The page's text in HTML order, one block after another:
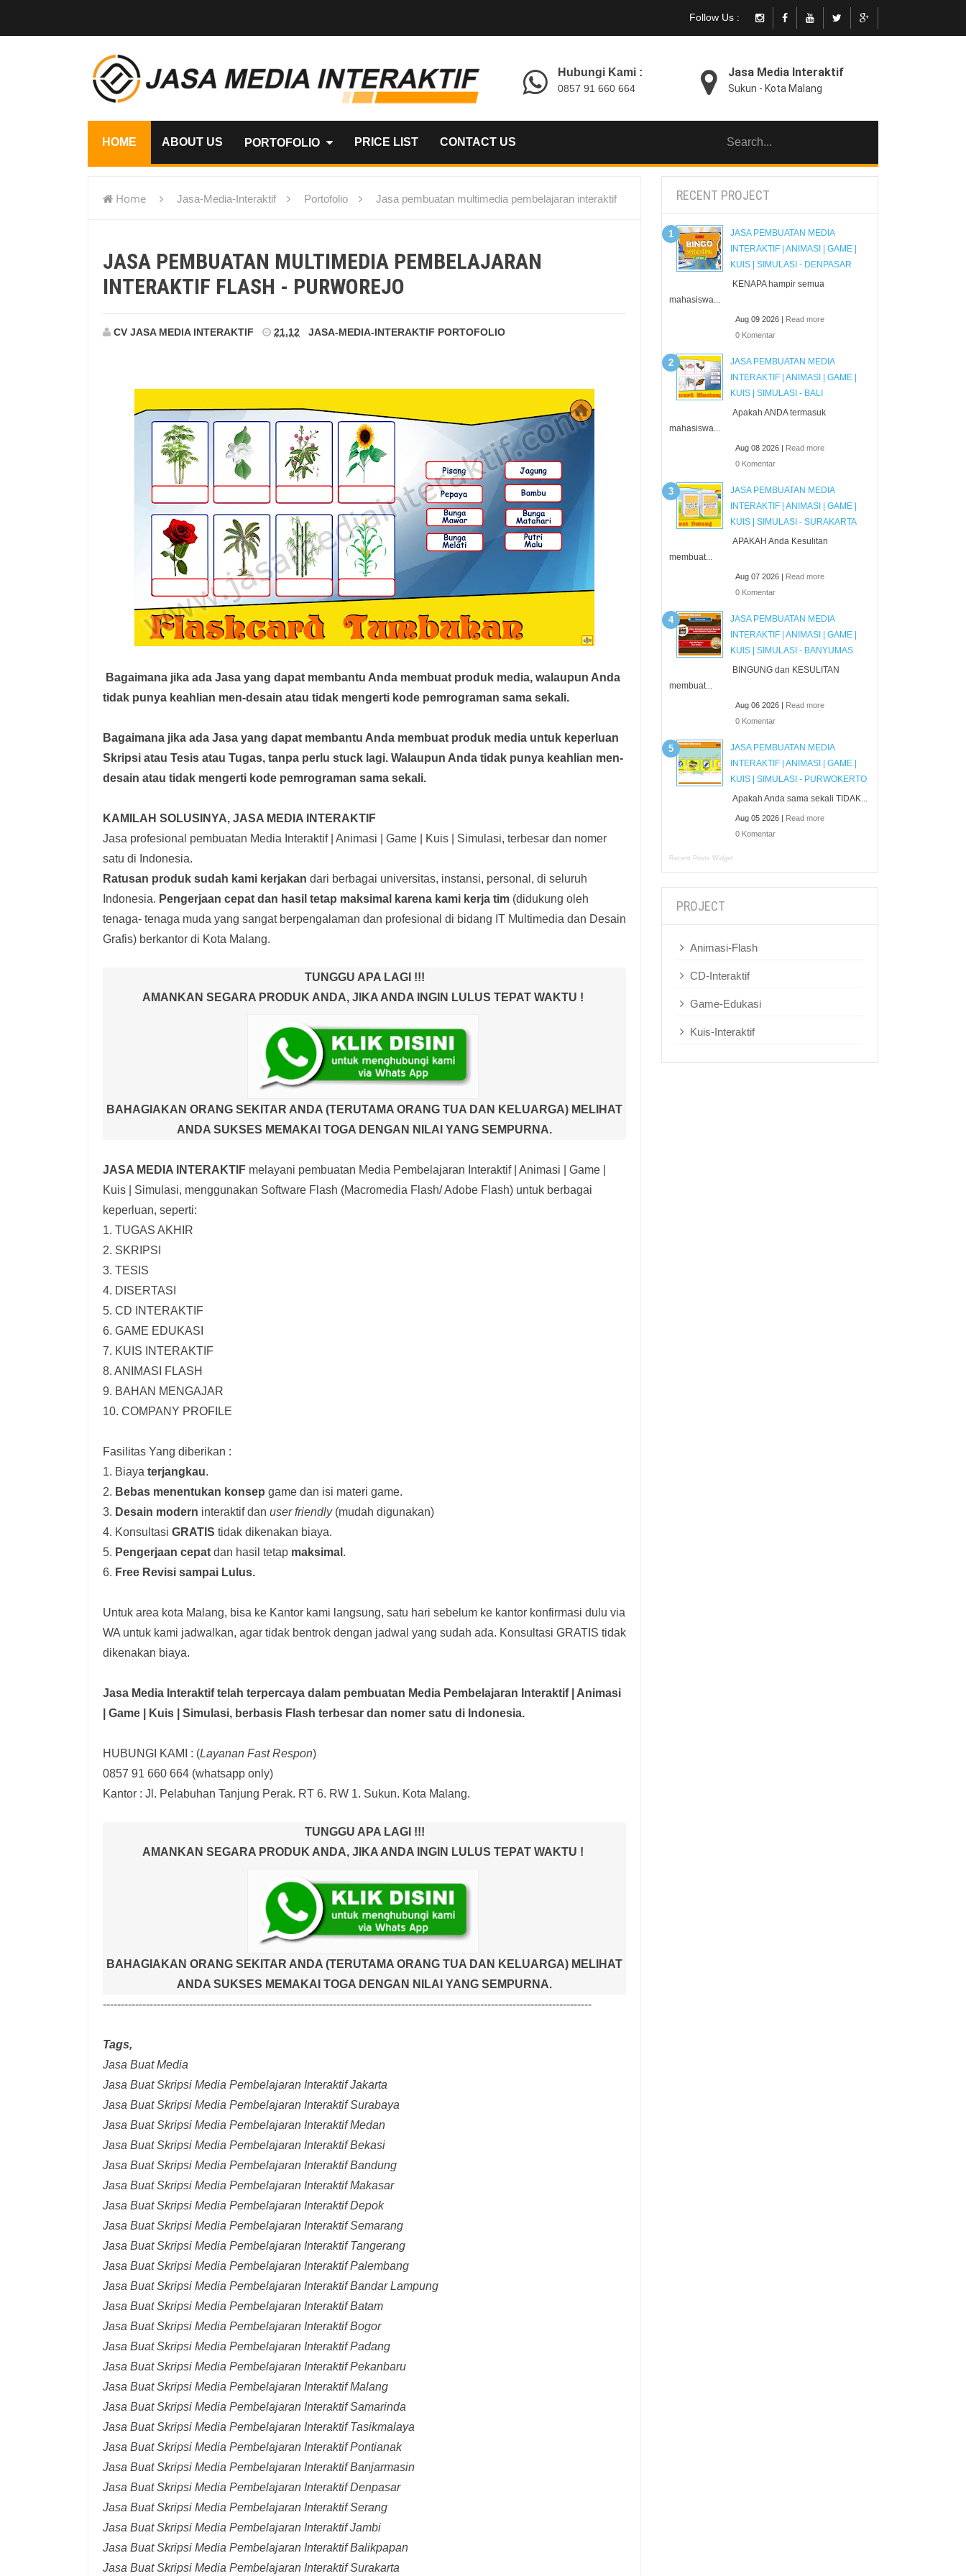
Follow Us :
Hubungi Kami :
0857 91 660 664
Jasa Media Interaktif
Sukun - Kota Malang
HOME ABOUT US PORTOFOLIO PRICE LIST CONTACT US
Home Jasa-Media-Interaktif Portofolio Jasa pembuatan multimedia pembelajaran interaktif
JASA PEMBUATAN MULTIMEDIA PEMBELAJARAN
INTERAKTIF FLASH - PURWOREJO
CV JASA MEDIA INTERAKTIF 21.12 JASA-MEDIA-INTERAKTIF PORTOFOLIO
Bagaimana jika ada Jasa yang dapat membantu Anda membuat produk media, walaupun Anda
tidak punya keahlian men-desain atau tidak mengerti kode pemrograman sama sekali.
Bagaimana jika ada Jasa yang dapat membantu Anda membuat produk media untuk keperluan
Skripsi atau Tesis atau Tugas, tanpa perlu stuck lagi. Walaupun Anda tidak punya keahlian men-
desain atau tidak mengerti kode pemrograman sama sekali.
KAMILAH SOLUSINYA, JASA MEDIA INTERAKTIF
Jasa profesional pembuatan Media Interaktif | Animasi | Game | Kuis | Simulasi, terbesar dan nomer
satu di Indonesia.
Ratusan produk sudah kami kerjakan dari berbagai universitas, instansi, personal, di seluruh
Indonesia. Pengerjaan cepat dan hasil tetap maksimal karena kami kerja tim (didukung oleh
tenaga- tenaga muda yang sangat berpengalaman dan profesional di bidang IT Multimedia dan Desain
Grafis) berkantor di Kota Malang.
TUNGGU APA LAGI !!!
AMANKAN SEGARA PRODUK ANDA, JIKA ANDA INGIN LULUS TEPAT WAKTU !
BAHAGIAKAN ORANG SEKITAR ANDA (TERUTAMA ORANG TUA DAN KELUARGA) MELIHAT
ANDA SUKSES MEMAKAI TOGA DENGAN NILAI YANG SEMPURNA.
JASA MEDIA INTERAKTIF melayani pembuatan Media Pembelajaran Interaktif| Animasi | Game |
Kuis | Simulasi, menggunakan Software Flash (Macromedia Flash/ Adobe Flash) untuk berbagai
keperluan, seperti:
1. TUGAS AKHIR
2. SKRIPSI
3. TESIS
4. DISERTASI
5. CD INTERAKTIF
6. GAME EDUKASI
7. KUIS INTERAKTIF
8. ANIMASI FLASH
9. BAHAN MENGAJAR
10. COMPANY PROFILE
Fasilitas Yang diberikan :
1. Biaya terjangkau.
2. Bebas menentukan konsep game dan isi materi game.
3. Desain modern interaktif dan user friendly(mudah digunakan)
4. Konsultasi GRATIS tidak dikenakan biaya.
5. Pengerjaan cepat dan hasil tetap maksimal .
6. Free Revisi sampai Lulus.
Untuk area kota Malang, bisa ke Kantor kami langsung, satu hari sebelum ke kantor konfirmasi dulu via
WA untuk kami jadwalkan, agar tidak bentrok dengan jadwal yang sudah ada. Konsultasi GRATIS tidak
dikenakan biaya.
Jasa Media Interaktif telah terpercaya dalam pembuatan Media Pembelajaran Interaktif| Animasi
| Game | Kuis | Simulasi, berbasis Flash terbesar dan nomer satu di Indonesia.
HUBUNGI KAMI : (Layanan Fast Respon)
0857 91 660 664 (whatsapp only)
Kantor : Jl. Pelabuhan Tanjung Perak. RT 6. RW 1. Sukun. Kota Malang.
TUNGGU APA LAGI !!!
AMANKAN SEGARA PRODUK ANDA, JIKA ANDA INGIN LULUS TEPAT WAKTU !
BAHAGIAKAN ORANG SEKITAR ANDA (TERUTAMA ORANG TUA DAN KELUARGA) MELIHAT
ANDA SUKSES MEMAKAI TOGA DENGAN NILAI YANG SEMPURNA.
----------------------------------------------------------------------------------------------------------------------------------------
Tags,
Jasa Buat Media
Jasa Buat Skripsi Media Pembelajaran Interaktif Jakarta
Jasa Buat Skripsi Media Pembelajaran Interaktif Surabaya
Jasa Buat Skripsi Media Pembelajaran Interaktif Medan
Jasa Buat Skripsi Media Pembelajaran Interaktif Bekasi
Jasa Buat Skripsi Media Pembelajaran Interaktif Bandung
Jasa Buat Skripsi Media Pembelajaran Interaktif Makasar
Jasa Buat Skripsi Media Pembelajaran Interaktif Depok
Jasa Buat Skripsi Media Pembelajaran Interaktif Semarang
Jasa Buat Skripsi Media Pembelajaran Interaktif Tangerang
Jasa Buat Skripsi Media Pembelajaran Interaktif Palembang
Jasa Buat Skripsi Media Pembelajaran Interaktif Bandar Lampung
Jasa Buat Skripsi Media Pembelajaran Interaktif Batam
Jasa Buat Skripsi Media Pembelajaran Interaktif Bogor
Jasa Buat Skripsi Media Pembelajaran Interaktif Padang
Jasa Buat Skripsi Media Pembelajaran Interaktif Pekanbaru
Jasa Buat Skripsi Media Pembelajaran Interaktif Malang
Jasa Buat Skripsi Media Pembelajaran Interaktif Samarinda
Jasa Buat Skripsi Media Pembelajaran Interaktif Tasikmalaya
Jasa Buat Skripsi Media Pembelajaran Interaktif Pontianak
Jasa Buat Skripsi Media Pembelajaran Interaktif Banjarmasin
Jasa Buat Skripsi Media Pembelajaran Interaktif Denpasar
Jasa Buat Skripsi Media Pembelajaran Interaktif Serang
Jasa Buat Skripsi Media Pembelajaran Interaktif Jambi
Jasa Buat Skripsi Media Pembelajaran Interaktif Balikpapan
Jasa Buat Skripsi Media Pembelajaran Interaktif Surakarta
RECENT PROJECT
JASA PEMBUATAN MEDIA
INTERAKTIF | ANIMASI | GAME |
KUIS | SIMULASI - DENPASAR
KENAPA hampir semua
mahasiswa...
Aug 09 2026 | Read more
0 Komentar
JASA PEMBUATAN MEDIA
INTERAKTIF | ANIMASI | GAME |
KUIS | SIMULASI - BALI
Apakah ANDA termasuk
mahasiswa...
Aug 08 2026 | Read more
0 Komentar
JASA PEMBUATAN MEDIA
INTERAKTIF | ANIMASI | GAME |
KUIS | SIMULASI - SURAKARTA
APAKAH Anda Kesulitan
membuat...
Aug 07 2026 | Read more
0 Komentar
JASA PEMBUATAN MEDIA
INTERAKTIF | ANIMASI | GAME |
KUIS | SIMULASI - BANYUMAS
BINGUNG dan KESULITAN
membuat...
Aug 06 2026 | Read more
0 Komentar
JASA PEMBUATAN MEDIA
INTERAKTIF | ANIMASI | GAME |
KUIS | SIMULASI - PURWOKERTO
Apakah Anda sama sekali TIDAK...
Aug 05 2026 | Read more
0 Komentar
Recent Posts Widget
PROJECT
Animasi-Flash
CD-Interaktif
Game-Edukasi
Kuis-Interaktif